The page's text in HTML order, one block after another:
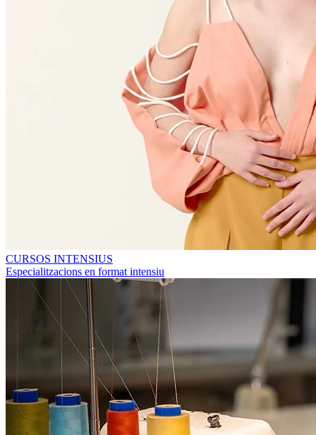
CURSOS INTENSIUS
Especialitzacions en format intensiu